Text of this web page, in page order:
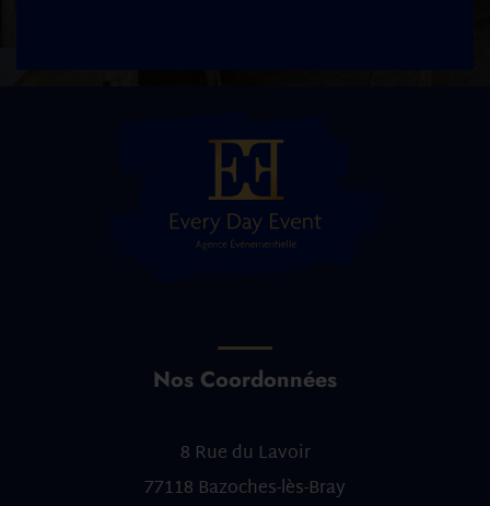
Nos Coordonnées
8 Rue du Lavoir
77118 Bazoches-lès-Bray